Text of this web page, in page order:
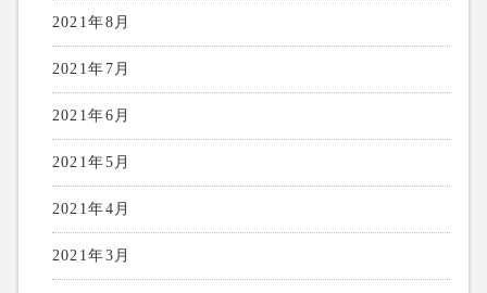
2021年8月
2021年7月
2021年6月
2021年5月
2021年4月
2021年3月